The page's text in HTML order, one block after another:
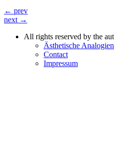
← prev
next →
All rights reserved by the
Ästhetische
Contact
Impressum